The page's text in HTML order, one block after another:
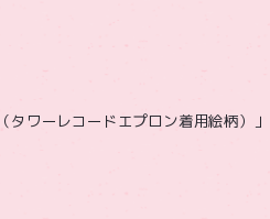
ワーレコードエプロン着用絵柄）」